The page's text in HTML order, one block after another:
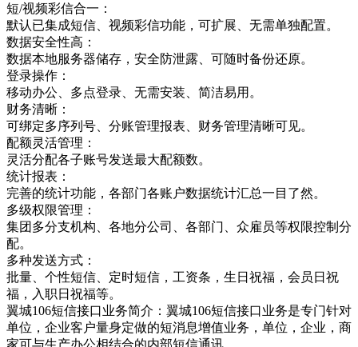
短/视频彩信合一：
默认已集成短信、视频彩信功能，可扩展、无需单独配置。
数据安全性高：
数据本地服务器储存，安全防泄露、可随时备份还原。
登录操作：
移动办公、多点登录、无需安装、简洁易用。
财务清晰：
可绑定多序列号、分账管理报表、财务管理清晰可见。
配额灵活管理：
灵活分配各子账号发送最大配额数。
统计报表：
完善的统计功能，各部门各账户数据统计汇总一目了然。
多级权限管理：
集团多分支机构、各地分公司、各部门、众雇员等权限控制分
配。
多种发送方式：
批量、个性短信、定时短信，工资条，生日祝福，会员日祝
福，入职日祝福等。
翼城106短信接口业务简介：翼城106短信接口业务是专门针对
单位，企业客户量身定做的短消息增值业务，单位，企业，商
家可与生产办公相结合的内部短信通讯，